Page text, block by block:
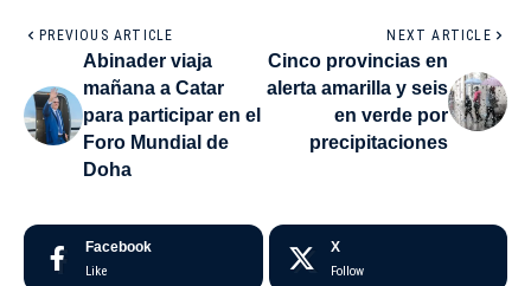
PREVIOUS ARTICLE
Abinader viaja
mañana a Catar
para participar en el
Foro Mundial de
Doha
NEXT ARTICLE
Cinco provincias en
alerta amarilla y seis
en verde por
precipitaciones
Facebook
Like
X
Follow